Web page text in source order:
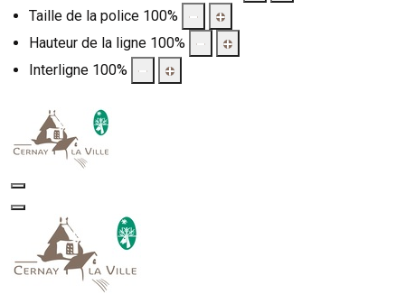
Taille de la police 100%
Hauteur de la ligne 100%
Interligne 100%